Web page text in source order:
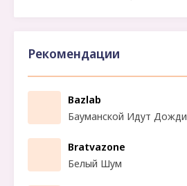
Рекомендации
Bazlab
Бауманской Идут Дожди
Bratvazone
Белый Шум